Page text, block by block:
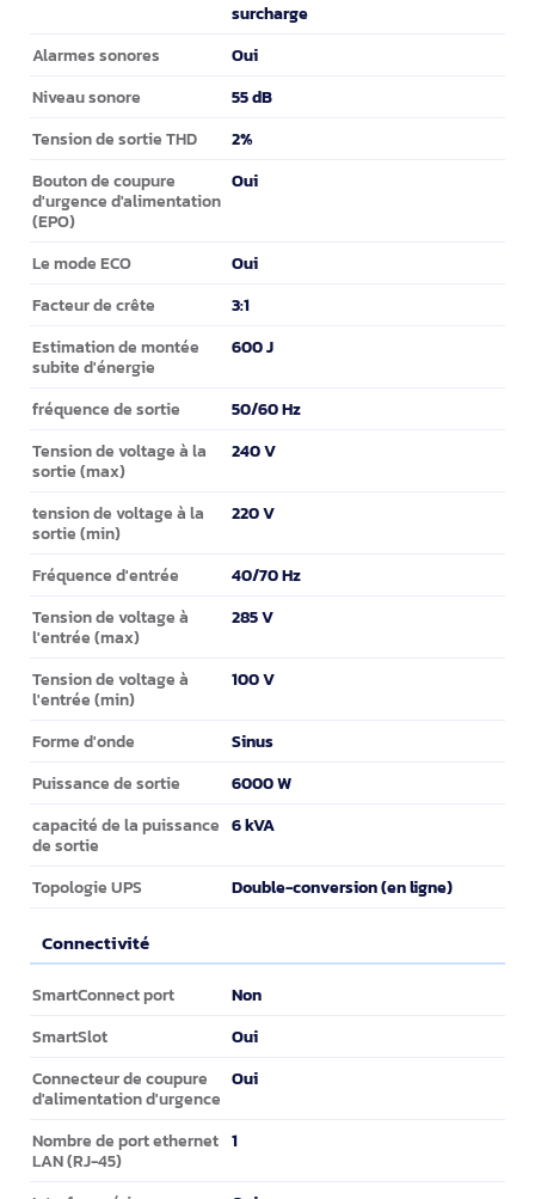
surcharge
Alarmes sonores Oui
Niveau sonore 55 dB
Tension de sortie THD 2%
Bouton de coupure
d'urgence d'alimentation
(EPO)
Oui
Le mode ECO Oui
Facteur de crête 3:1
Estimation de montée
subite d'énergie
600 J
fréquence de sortie 50/60 Hz
Tension de voltage à la
sortie (max)
240 V
tension de voltage à la
sortie (min)
220 V
Fréquence d'entrée 40/70 Hz
Tension de voltage à
l'entrée (max)
285 V
Tension de voltage à
l'entrée (min)
100 V
Forme d'onde Sinus
Puissance de sortie 6000 W
capacité de la puissance
de sortie
6 kVA
Topologie UPS Double-conversion (en ligne)
Connectivité
Connectivité
SmartConnect port Non
SmartSlot Oui
Connecteur de coupure
d'alimentation d'urgence
Oui
Nombre de port ethernet
LAN (RJ-45)
1